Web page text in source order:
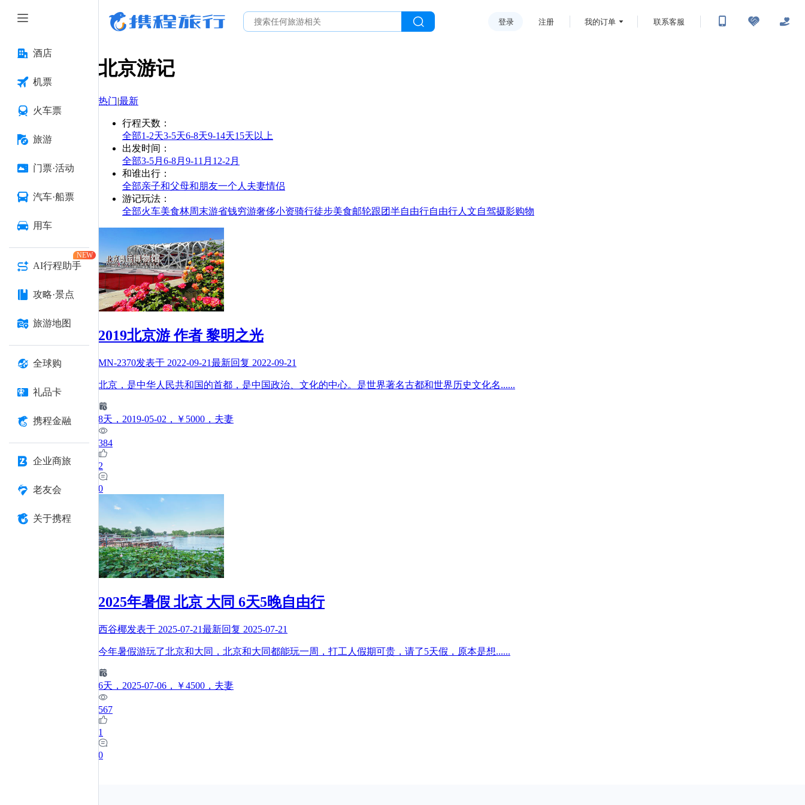
酒店
机票
火车票
旅游
门票·活动
汽车·船票
用车
AI行程助手
NEW
攻略·景点
旅游地图
全球购
礼品卡
携程金融
企业商旅
老友会
关于携程
登录 注册 我的订单 联系客服
北京游记
热门|最新
行程天数 ：
全部1-2天3-5天6-8天9-14天15天以上
出发时间 ：
全部3-5月 6-8月 9-11月 12-2月
和谁出行 ：
全部亲子和父母和朋友一个人 夫妻情侣
游记玩法 ：
全部火车美食林周末游省钱穷游奢侈小资骑行徒步美食邮轮跟团半自由行自由行人文自驾摄影购物
2019北京游 作者 黎明之光
MN-2370发表于 2022-09-21最新回复 2022-09-21
北京，是中华人民共和国的首都，是中国政治、文化的中心。是世界著名古都和世界历史文化名......
8天 ，2019-05-02 ，￥5000 ，夫妻
384
2
0
2025年暑假 北京 大同 6天5晚自由行
西谷椰发表于 2025-07-21最新回复 2025-07-21
今年暑假游玩了北京和大同，北京和大同都能玩一周，打工人假期可贵，请了5天假，原本是想......
6天 ，2025-07-06 ，￥4500 ，夫妻
567
1
0